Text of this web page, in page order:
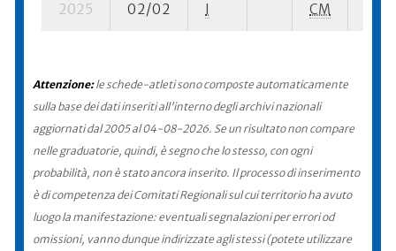
2025 02/02 I CM
Attenzione:le schede-atleti sono composte automaticamente
sulla base dei dati inseriti all'interno degli archivi nazionali
aggiornati dal 2005 al 04-08-2026. Se un risultato non compare
nelle graduatorie, quindi, è segno che lo stesso, con ogni
probabilità, non è stato ancora inserito. Il processo di inserimento
è di competenza dei Comitati Regionali sul cui territorio ha avuto
luogo la manifestazione: eventuali segnalazioni per errori od
omissioni, vanno dunque indirizzate agli stessi (potete utilizzare